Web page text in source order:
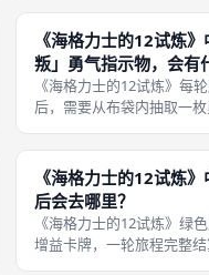
束，不允许当众展示token
玩家回合之间的空闲间隙
《海格力士的12试炼
叛」勇气指示物，会有
《海格力士的12试炼》每
后，需要从布袋内抽取一
果全程隐秘执行，不需要
仅能私下与其他背叛玩家
《海格力士的12试炼
后会去哪里？
《海格力士的12试炼》绿
增益卡牌，一轮旅程完整